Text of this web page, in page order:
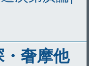
・奢摩他